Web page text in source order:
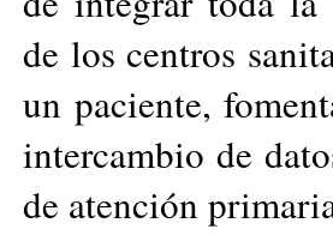
de los centros
un paciente,
intercambio de
de atención